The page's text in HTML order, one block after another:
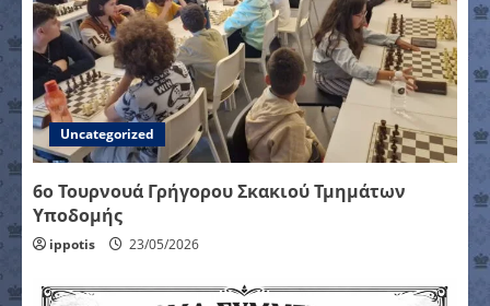
Uncategorized
6ο Τουρνουά Γρήγορου Σκακιού Τμημάτων
Υποδομής
ippotis 23/05/2026